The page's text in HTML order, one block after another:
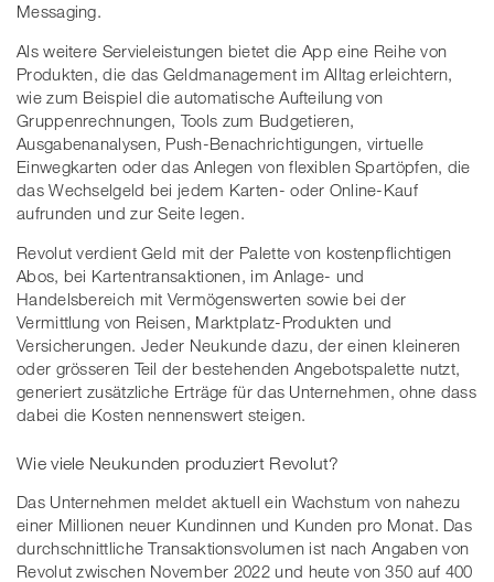
Messaging.
Als weitere Servieleistungen bietet die App eine Reihe von
Produkten, die das Geldmanagement im Alltag erleichtern,
wie zum Beispiel die automatische Aufteilung von
Gruppenrechnungen, Tools zum Budgetieren,
Ausgabenanalysen, Push-Benachrichtigungen, virtuelle
Einwegkarten oder das Anlegen von flexiblen Spartöpfen, die
das Wechselgeld bei jedem Karten- oder Online-Kauf
aufrunden und zur Seite legen.
Revolut verdient Geld mit der Palette von kostenpflichtigen
Abos, bei Kartentransaktionen, im Anlage- und
Handelsbereich mit Vermögenswerten sowie bei der
Vermittlung von Reisen, Marktplatz-Produkten und
Versicherungen. Jeder Neukunde dazu, der einen kleineren
oder grösseren Teil der bestehenden Angebotspalette nutzt,
generiert zusätzliche Erträge für das Unternehmen, ohne dass
dabei die Kosten nennenswert steigen.
Wie viele Neukunden produziert Revolut?
Das Unternehmen meldet aktuell ein Wachstum von nahezu
einer Millionen neuer Kundinnen und Kunden pro Monat. Das
durchschnittliche Transaktionsvolumen ist nach Angaben von
Revolut zwischen November 2022 und heute von 350 auf 400